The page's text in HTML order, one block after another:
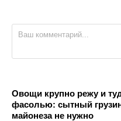
Овощи крупно режу и
фасолью: сытный
майонеза не нужно